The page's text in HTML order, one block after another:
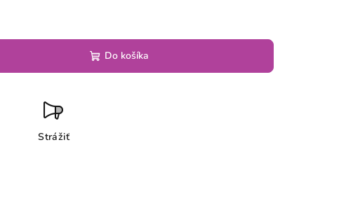
Do košíka
Strážiť